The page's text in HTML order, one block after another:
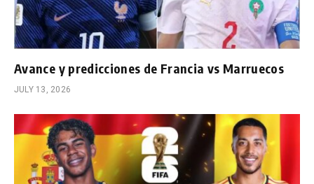
Avance y predicciones de Francia vs Marruecos
JULY 13, 2026